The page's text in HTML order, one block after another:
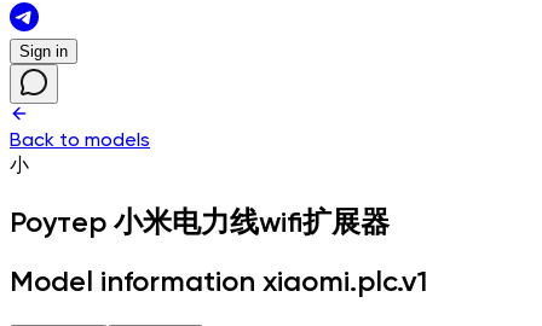
Sign in
Back to models
小
Роутер 小米电力线wifi扩展器
Model information xiaomi.plc.v1